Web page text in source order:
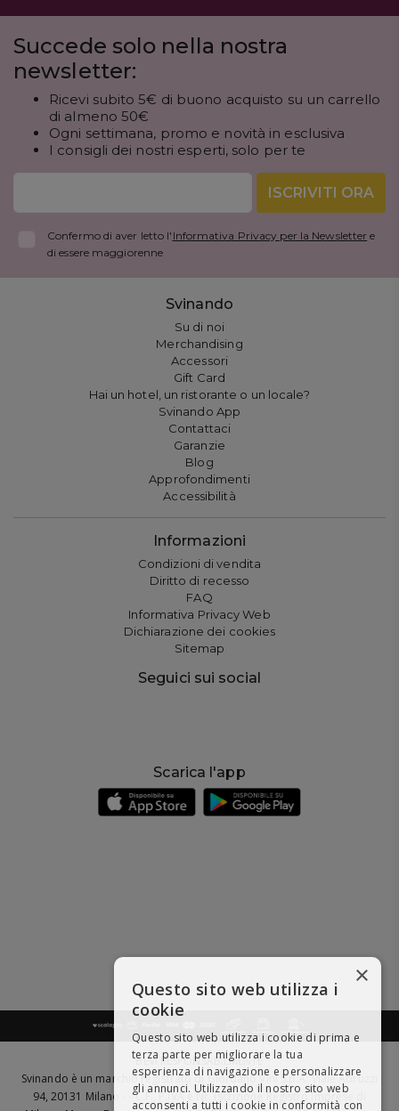
Succede solo nella nostra
newsletter:
Ricevi subito 5€ di buono acquisto su un carrello
di almeno 50€
Ogni settimana, promo e novità in esclusiva
I consigli dei nostri esperti, solo per te
ISCRIVITI ORA
Confermo di aver letto l' Informativa Privacy per la Newsletter e
di essere maggiorenne
Svinando
Su di noi
Merchandising
Accessori
Gift Card
Hai un hotel, un ristorante o un locale?
Svinando App
Contattaci
Garanzie
Blog
Approfondimenti
Accessibilità
Informazioni
Condizioni di vendita
Diritto di recesso
FAQ
Informativa Privacy Web
Dichiarazione dei cookies
Sitemap
Seguici sui social
Scarica l'app
BEVI RESPONSABILMENTE
Svinando è un marchio registrato di Giordano Vini S.p.A. Viale Abruzzi
94, 20131 Milano - - C.F., P.IVA e Nr. Iscrizione Registro Imprese di
×
Questo sito web utilizza i
cookie
Questo sito web utilizza i cookie di prima e
terza parte per migliorare la tua
esperienza di navigazione e personalizzare
gli annunci. Utilizzando il nostro sito web
acconsenti a tutti i cookie in conformità con